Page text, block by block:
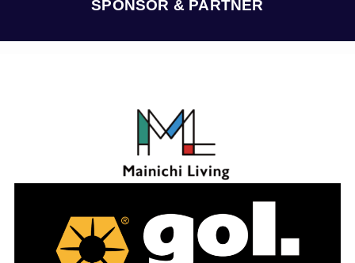
SPONSOR & PARTNER